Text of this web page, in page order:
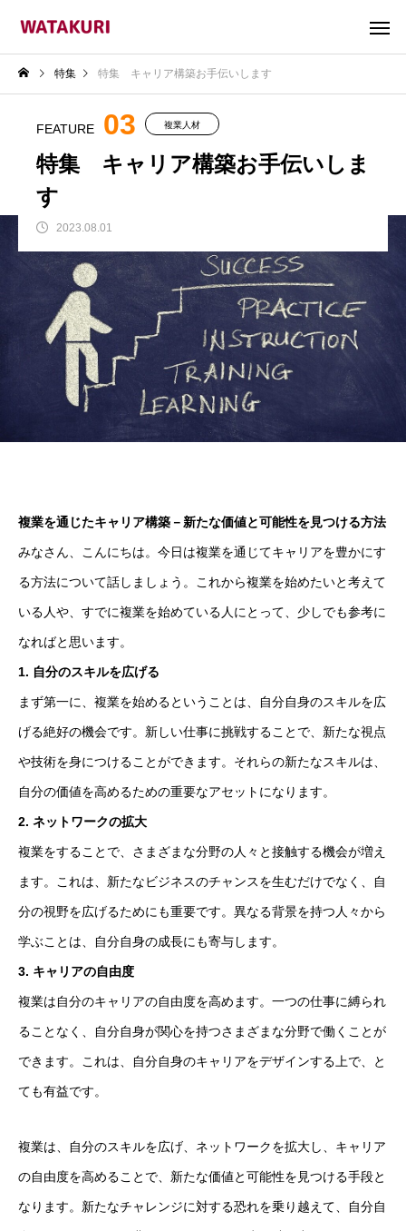
特集 特集 キャリア構築お手伝いします
FEATURE 03 複業人材
特集 キャリア構築お手伝いしま
す
2023.08.01
複業を通じたキャリア構築－新たな価値と可能性を見つける方法
みなさん、こんにちは。今日は複業を通じてキャリアを豊かにす
る方法について話しましょう。これから複業を始めたいと考えて
いる人や、すでに複業を始めている人にとって、少しでも参考に
なればと思います。
1. 自分のスキルを広げる
まず第一に、複業を始めるということは、自分自身のスキルを広
げる絶好の機会です。新しい仕事に挑戦することで、新たな視点
や技術を身につけることができます。それらの新たなスキルは、
自分の価値を高めるための重要なアセットになります。
2. ネットワークの拡大
複業をすることで、さまざまな分野の人々と接触する機会が増え
ます。これは、新たなビジネスのチャンスを生むだけでなく、自
分の視野を広げるためにも重要です。異なる背景を持つ人々から
学ぶことは、自分自身の成長にも寄与します。
3. キャリアの自由度
複業は自分のキャリアの自由度を高めます。一つの仕事に縛られ
ることなく、自分自身が関心を持つさまざまな分野で働くことが
できます。これは、自分自身のキャリアをデザインする上で、と
ても有益です。
複業は、自分のスキルを広げ、ネットワークを拡大し、キャリア
の自由度を高めることで、新たな価値と可能性を見つける手段と
なります。新たなチャレンジに対する恐れを乗り越えて、自分自